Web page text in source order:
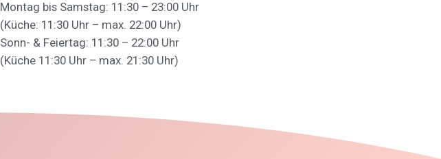
Montag bis Samstag: 11:30 – 23:00 Uhr
(Küche: 11:30 Uhr – max. 22:00 Uhr)
Sonn- & Feiertag: 11:30 – 22:00 Uhr
(Küche 11:30 Uhr – max. 21:30 Uhr)